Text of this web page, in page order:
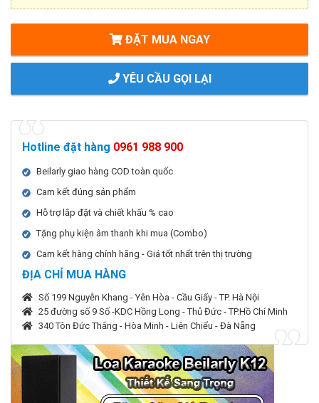
ĐẶT MUA NGAY
YÊU CẦU GỌI LẠI
Hotline đặt hàng 0961 988 900
Beilarly giao hàng COD toàn quốc
Cam kết đúng sản phẩm
Hỗ trợ lắp đặt và chiết khấu % cao
Tặng phụ kiện âm thanh khi mua (Combo)
Cam kết hàng chính hãng - Giá tốt nhất trên thị trường
ĐỊA CHỈ MUA HÀNG
Số 199 Nguyễn Khang - Yên Hòa - Cầu Giấy - TP. Hà Nội
25 đường số 9 Số -KDC Hồng Long - Thủ Đức - TP.Hồ Chí Minh
340 Tôn Đức Thắng - Hòa Minh - Liên Chiểu - Đà Nẵng